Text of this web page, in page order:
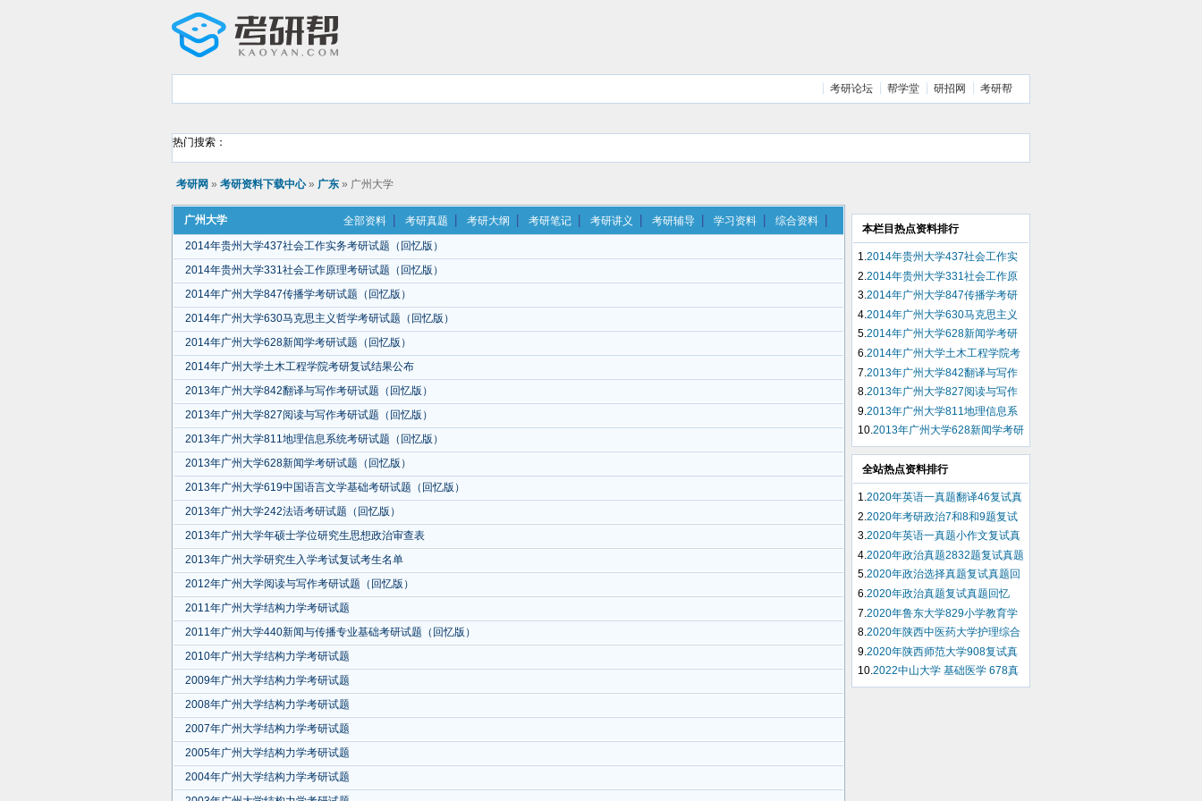
考研论坛 帮学堂 研招网 考研帮
热门搜索：
考研网 » 考研资料下载中心» 广东 » 广州大学
全部资料 考研真题 考研大纲 考研笔记 考研讲义 考研辅导 学习资料 综合资料
广州大学
2014年贵州大学437社会工作实务考研试题（回忆版）
2014年贵州大学331社会工作原理考研试题（回忆版）
2014年广州大学847传播学考研试题（回忆版）
2014年广州大学630马克思主义哲学考研试题（回忆版）
2014年广州大学628新闻学考研试题（回忆版）
2014年广州大学土木工程学院考研复试结果公布
2013年广州大学842翻译与写作考研试题（回忆版）
2013年广州大学827阅读与写作考研试题（回忆版）
2013年广州大学811地理信息系统考研试题（回忆版）
2013年广州大学628新闻学考研试题（回忆版）
2013年广州大学619中国语言文学基础考研试题（回忆版）
2013年广州大学242法语考研试题（回忆版）
2013年广州大学年硕士学位研究生思想政治审查表
2013年广州大学研究生入学考试复试考生名单
2012年广州大学阅读与写作考研试题（回忆版）
2011年广州大学结构力学考研试题
2011年广州大学440新闻与传播专业基础考研试题（回忆版）
2010年广州大学结构力学考研试题
2009年广州大学结构力学考研试题
2008年广州大学结构力学考研试题
2007年广州大学结构力学考研试题
2005年广州大学结构力学考研试题
2004年广州大学结构力学考研试题
本栏目热点资料排行
1.2014年贵州大学437社会工作实
务考研试题（回忆版）
2. 2014年贵州大学331社会工作原
理考研试题（回忆版）
3.2014年广州大学847传播学考研
试题（回忆版）
4. 2014年广州大学630马克思主义
哲学考研试题（回忆版）
5.2014年广州大学628新闻学考研
试题（回忆版）
6.2014年广州大学土木工程学院考
研复试结果公布
7. 2013年广州大学842翻译与写作
考研试题（回忆版）
8.2013年广州大学827阅读与写作
考研试题（回忆版）
9. 2013年广州大学811地理信息系
统考研试题（回忆版）
10.2013年广州大学628新闻学考研
试题（回忆版）
全站热点资料排行
1.2020年英语一真题翻译46复试真
题回忆
2. 2020年考研政治7和8和9题复试
真题回忆
3.2020年英语一真题小作文复试真
题回忆
4. 2020年政治真题2832题复试真题
回忆
5.2020年政治选择真题复试真题回
忆
6.2020年政治真题复试真题回忆
7. 2020年鲁东大学829小学教育学
复试真题回忆
8.2020年陕西中医药大学护理综合
308复试真题回忆
9. 2020年陕西师范大学908复试真
题回忆
10.2022中山大学 基础医学 678真
题回忆